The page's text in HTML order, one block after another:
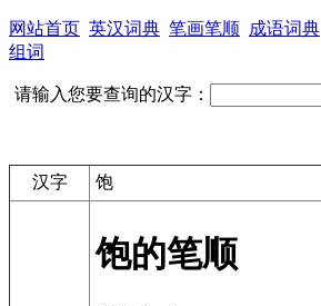
网站首页 英汉词典 笔画笔顺 成语词典
组词
请输入您要查询的汉字：
汉字 饱
饱的笔顺